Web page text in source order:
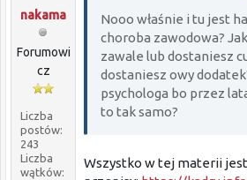
nakama
Forumowi
cz
Liczba
postów:
243
Liczba
wątków:
Nooo właśnie i tu jest
choroba zawodowa?
zawale lub dostaniesz
dostaniesz owy
psychologa bo przez
to tak samo?
Wszystko w tej materii